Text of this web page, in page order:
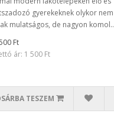
gyerekeknek olykor nem
mulatságos, de nagyon komol..
Ft
ár: 1 500 Ft
TESZEM